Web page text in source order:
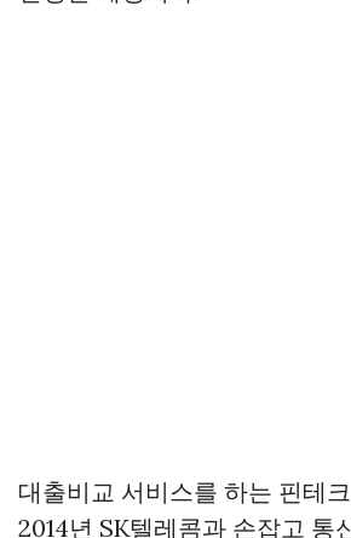
대출비교 서비스를 하는 핀테
2014년 SK텔레콤과 손잡고 통